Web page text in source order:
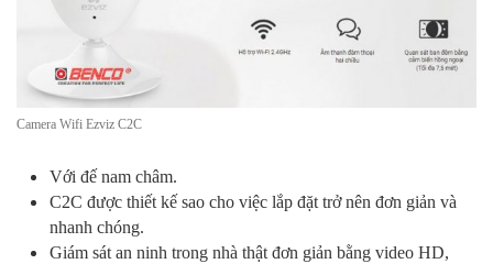
Camera Wifi Ezviz C2C
Với đế nam châm.
C2C được thiết kế sao cho việc lắp đặt trở nên đơn giản và
nhanh chóng.
Giám sát an ninh trong nhà thật đơn giản bằng video HD,